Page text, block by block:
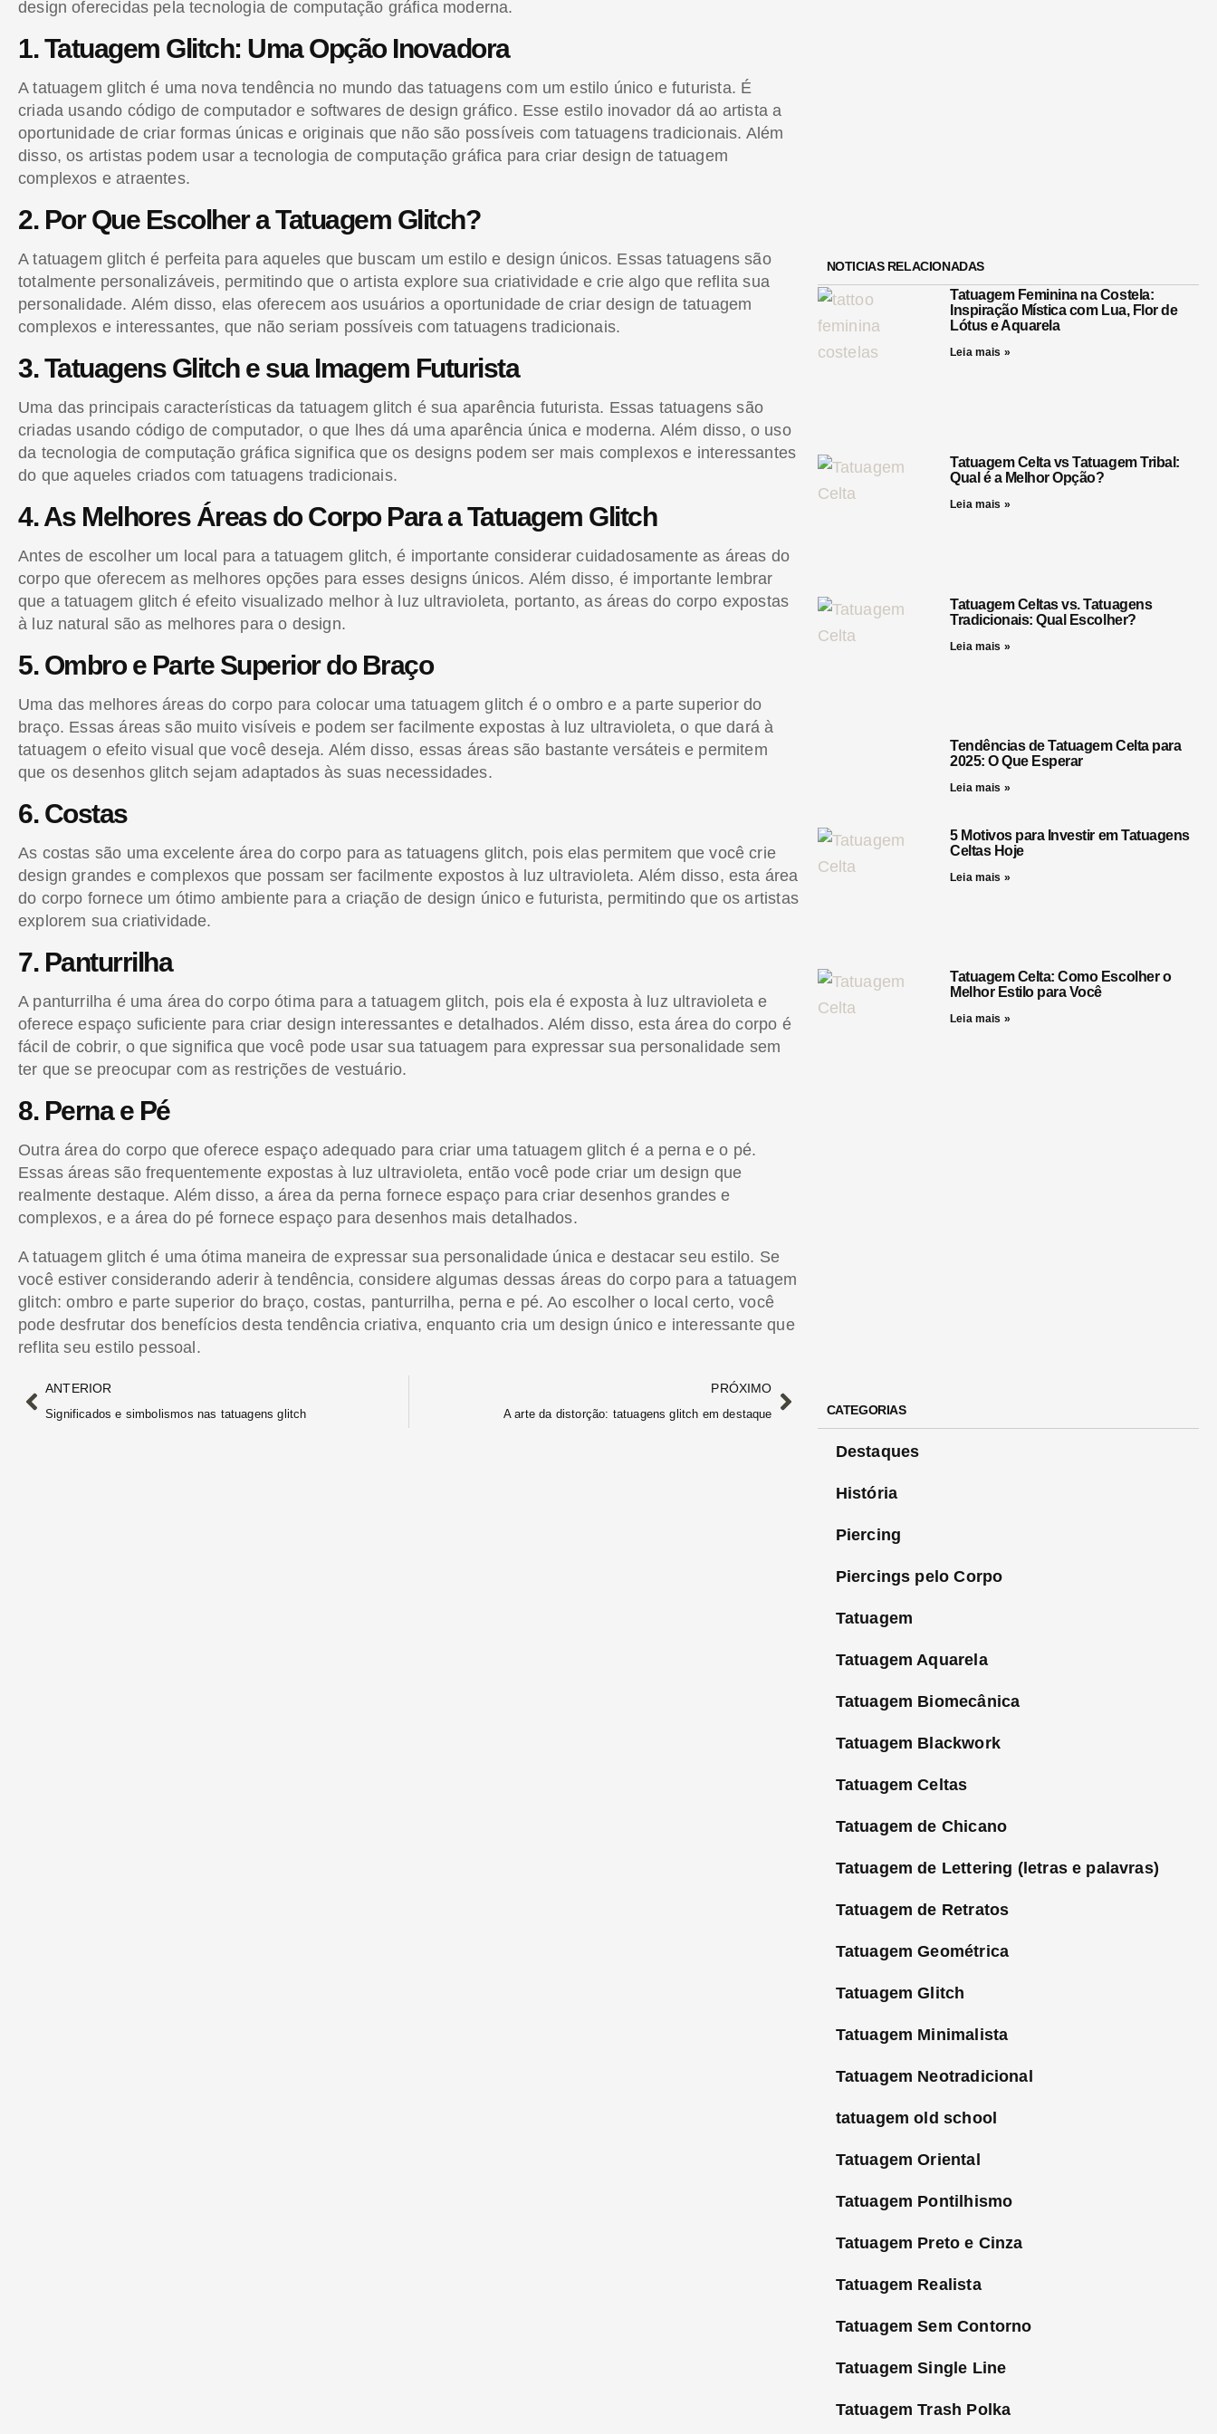
design oferecidas pela tecnologia de computação gráfica moderna.
1. Tatuagem Glitch: Uma Opção Inovadora
A tatuagem glitch é uma nova tendência no mundo das tatuagens com um estilo único e futurista. É
criada usando código de computador e softwares de design gráfico. Esse estilo inovador dá ao artista a
oportunidade de criar formas únicas e originais que não são possíveis com tatuagens tradicionais. Além
disso, os artistas podem usar a tecnologia de computação gráfica para criar design de tatuagem
complexos e atraentes.
2. Por Que Escolher a Tatuagem Glitch?
A tatuagem glitch é perfeita para aqueles que buscam um estilo e design únicos. Essas tatuagens são
totalmente personalizáveis, permitindo que o artista explore sua criatividade e crie algo que reflita sua
personalidade. Além disso, elas oferecem aos usuários a oportunidade de criar design de tatuagem
complexos e interessantes, que não seriam possíveis com tatuagens tradicionais.
3. Tatuagens Glitch e sua Imagem Futurista
Uma das principais características da tatuagem glitch é sua aparência futurista. Essas tatuagens são
criadas usando código de computador, o que lhes dá uma aparência única e moderna. Além disso, o uso
da tecnologia de computação gráfica significa que os designs podem ser mais complexos e interessantes
do que aqueles criados com tatuagens tradicionais.
4. As Melhores Áreas do Corpo Para a Tatuagem Glitch
Antes de escolher um local para a tatuagem glitch, é importante considerar cuidadosamente as áreas do
corpo que oferecem as melhores opções para esses designs únicos. Além disso, é importante lembrar
que a tatuagem glitch é efeito visualizado melhor à luz ultravioleta, portanto, as áreas do corpo expostas
à luz natural são as melhores para o design.
5. Ombro e Parte Superior do Braço
Uma das melhores áreas do corpo para colocar uma tatuagem glitch é o ombro e a parte superior do
braço. Essas áreas são muito visíveis e podem ser facilmente expostas à luz ultravioleta, o que dará à
tatuagem o efeito visual que você deseja. Além disso, essas áreas são bastante versáteis e permitem
que os desenhos glitch sejam adaptados às suas necessidades.
6. Costas
As costas são uma excelente área do corpo para as tatuagens glitch, pois elas permitem que você crie
design grandes e complexos que possam ser facilmente expostos à luz ultravioleta. Além disso, esta área
do corpo fornece um ótimo ambiente para a criação de design único e futurista, permitindo que os artistas
explorem sua criatividade.
7. Panturrilha
A panturrilha é uma área do corpo ótima para a tatuagem glitch, pois ela é exposta à luz ultravioleta e
oferece espaço suficiente para criar design interessantes e detalhados. Além disso, esta área do corpo é
fácil de cobrir, o que significa que você pode usar sua tatuagem para expressar sua personalidade sem
ter que se preocupar com as restrições de vestuário.
8. Perna e Pé
Outra área do corpo que oferece espaço adequado para criar uma tatuagem glitch é a perna e o pé.
Essas áreas são frequentemente expostas à luz ultravioleta, então você pode criar um design que
realmente destaque. Além disso, a área da perna fornece espaço para criar desenhos grandes e
complexos, e a área do pé fornece espaço para desenhos mais detalhados.
A tatuagem glitch é uma ótima maneira de expressar sua personalidade única e destacar seu estilo. Se
você estiver considerando aderir à tendência, considere algumas dessas áreas do corpo para a tatuagem
glitch: ombro e parte superior do braço, costas, panturrilha, perna e pé. Ao escolher o local certo, você
pode desfrutar dos benefícios desta tendência criativa, enquanto cria um design único e interessante que
reflita seu estilo pessoal.
ANTERIOR
Significados e simbolismos nas tatuagens glitch
PRÓXIMO
A arte da distorção: tatuagens glitch em destaque
NOTICIAS RELACIONADAS
Tatuagem Feminina na Costela:
Inspiração Mística com Lua, Flor de
Lótus e Aquarela
Leia mais »
Tatuagem Celta vs Tatuagem Tribal:
Qual é a Melhor Opção?
Leia mais »
Tatuagem Celtas vs. Tatuagens
Tradicionais: Qual Escolher?
Leia mais »
Tendências de Tatuagem Celta para
2025: O Que Esperar
Leia mais »
5 Motivos para Investir em Tatuagens
Celtas Hoje
Leia mais »
Tatuagem Celta: Como Escolher o
Melhor Estilo para Você
Leia mais »
CATEGORIAS
Destaques
História
Piercing
Piercings pelo Corpo
Tatuagem
Tatuagem Aquarela
Tatuagem Biomecânica
Tatuagem Blackwork
Tatuagem Celtas
Tatuagem de Chicano
Tatuagem de Lettering (letras e palavras)
Tatuagem de Retratos
Tatuagem Geométrica
Tatuagem Glitch
Tatuagem Minimalista
Tatuagem Neotradicional
tatuagem old school
Tatuagem Oriental
Tatuagem Pontilhismo
Tatuagem Preto e Cinza
Tatuagem Realista
Tatuagem Sem Contorno
Tatuagem Single Line
Tatuagem Trash Polka